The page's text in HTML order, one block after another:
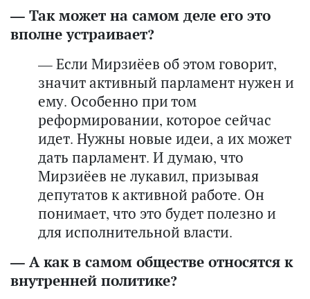
— Так может на самом деле его это
вполне устраивает?
— Если Мирзиёев об этом говорит,
значит активный парламент нужен и
ему. Особенно при том
реформировании, которое сейчас
идет. Нужны новые идеи, а их может
дать парламент. И думаю, что
Мирзиёев не лукавил, призывая
депутатов к активной работе. Он
понимает, что это будет полезно и
для исполнительной власти.
— А как в самом обществе относятся к
внутренней политике?